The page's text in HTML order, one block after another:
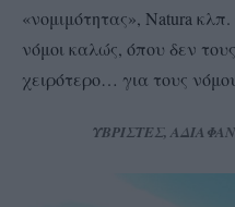
«νομιμότητας», Natura
νόμοι καλώς, όπου δεν
χειρότερο… για τους
ΥΒΡΙΣΤΕΣ,